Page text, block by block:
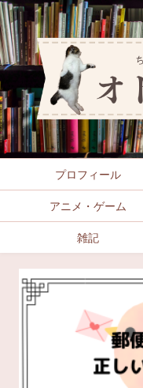
プロフィール
アニメ・ゲーム
雑記